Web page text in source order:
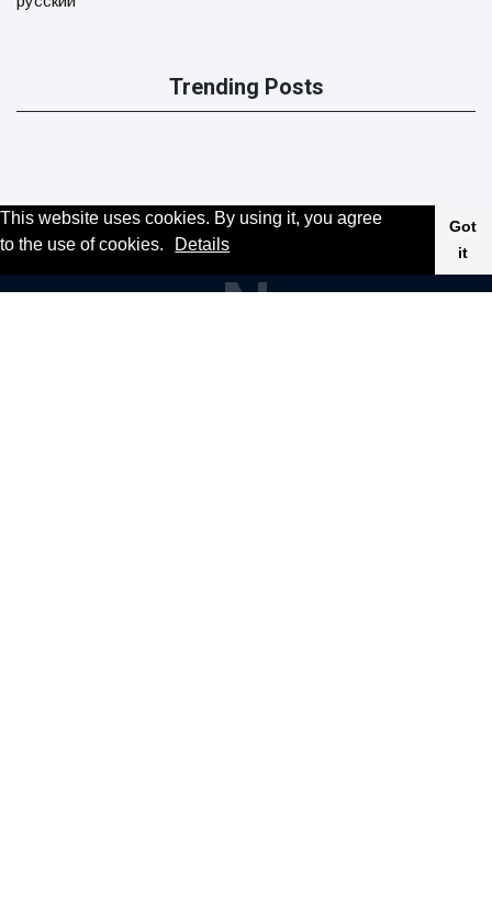
This website uses cookies. By using it, you agree
to the use of cookies.
Details
Got
it
Trending Posts
N